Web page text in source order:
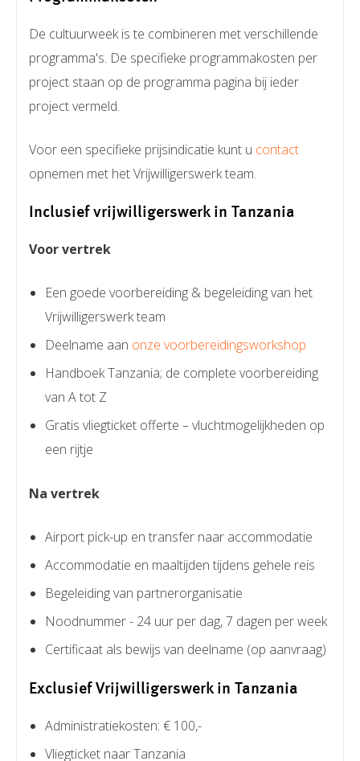
De cultuurweek is te combineren met verschillende
programma's. De specifieke programmakosten per
project staan op de programma pagina bij ieder
project vermeld.
Voor een specifieke prijsindicatie kunt u contact
opnemen met het Vrijwilligerswerk team.
Inclusief vrijwilligerswerk in Tanzania
Voor vertrek
Een goede voorbereiding & begeleiding van het
Vrijwilligerswerk team
Deelname aan onze voorbereidingsworkshop
Handboek Tanzania; de complete voorbereiding
van A tot Z
Gratis vliegticket offerte – vluchtmogelijkheden op
een rijtje
Na vertrek
Airport pick-up en transfer naar accommodatie
Accommodatie en maaltijden tijdens gehele reis
Begeleiding van partnerorganisatie
Noodnummer - 24 uur per dag, 7 dagen per week
Certificaat als bewijs van deelname (op aanvraag)
Exclusief Vrijwilligerswerk in Tanzania
Administratiekosten: € 100,-
Vliegticket naar Tanzania